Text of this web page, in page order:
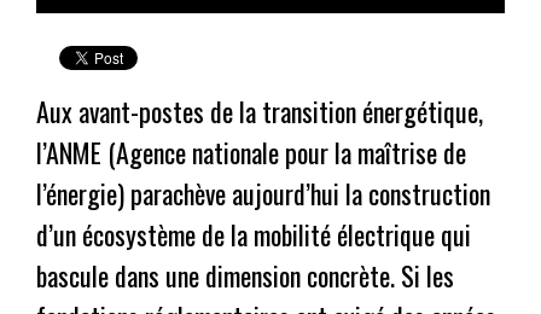
Aux avant-postes de la transition énergétique,
l’ANME (Agence nationale pour la maîtrise de
l’énergie) parachève aujourd’hui la construction
d’un écosystème de la mobilité électrique qui
bascule dans une dimension concrète. Si les